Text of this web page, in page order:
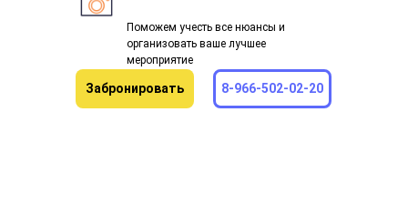
Поможем учесть все нюансы и
организовать ваше лучшее
мероприятие
Забронировать 8-966-502-02-20